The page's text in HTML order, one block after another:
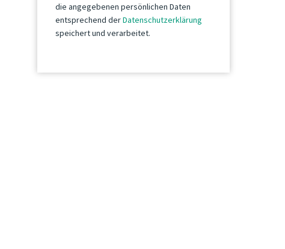
die angegebenen persönlichen Daten
entsprechend derDatenschutzerklärung
speichert und verarbeitet.